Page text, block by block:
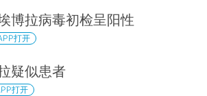
博拉病毒初检呈阳性
打开
疑似患者
打开